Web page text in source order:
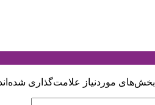
بخش‌های موردنیاز علامت‌گذاری